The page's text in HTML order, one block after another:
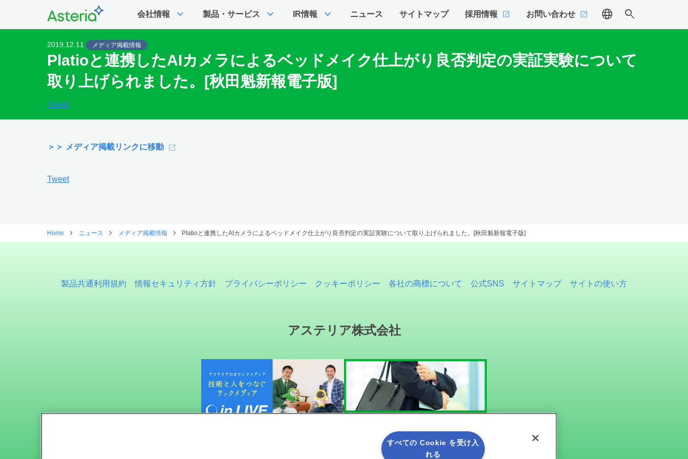
会社情報 expand_more 製品・サービス expand_more IR情報 expand_more ニュース サイトマップ 採用情報 お問い合わせ language search
2019.12.11 メディア掲載情報
Platioと連携したAIカメラによるベッドメイク仕上がり良否判定の実証実験について
取り上げられました。[秋田魁新報電子版]
Tweet
＞＞ メディア掲載リンクに移動
Tweet
Home ニュース メディア掲載情報 Platioと連携したAIカメラによるベッドメイク仕上がり良否判定の実証実験について取り上げられました。[秋田魁新報電子版]
製品共通利用規約 情報セキュリティ方針 プライバシーポリシー クッキーポリシー 各社の商標について 公式SNS サイトマップ サイトの使い方
アステリア株式会社
すべての Cookie を受け入
れる